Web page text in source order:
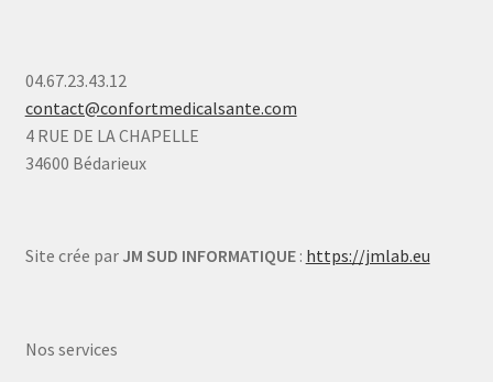
04.67.23.43.12
contact@confortmedicalsante.com
4 RUE DE LA CHAPELLE
34600 Bédarieux
Site crée par JM SUD INFORMATIQUE: https://jmlab.eu
Nos services